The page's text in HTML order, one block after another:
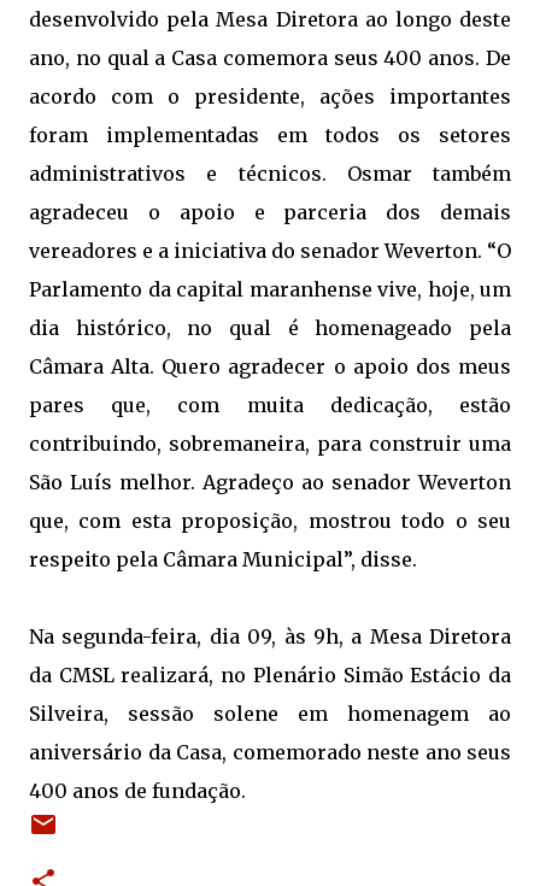
desenvolvido pela Mesa Diretora ao longo deste
ano, no qual a Casa comemora seus 400 anos. De
acordo com o presidente, ações importantes
foram implementadas em todos os setores
administrativos e técnicos. Osmar também
agradeceu o apoio e parceria dos demais
vereadores e a iniciativa do senador Weverton. “O
Parlamento da capital maranhense vive, hoje, um
dia histórico, no qual é homenageado pela
Câmara Alta. Quero agradecer o apoio dos meus
pares que, com muita dedicação, estão
contribuindo, sobremaneira, para construir uma
São Luís melhor. Agradeço ao senador Weverton
que, com esta proposição, mostrou todo o seu
respeito pela Câmara Municipal”, disse.
Na segunda-feira, dia 09, às 9h, a Mesa Diretora
da CMSL realizará, no Plenário Simão Estácio da
Silveira, sessão solene em homenagem ao
aniversário da Casa, comemorado neste ano seus
400 anos de fundação.